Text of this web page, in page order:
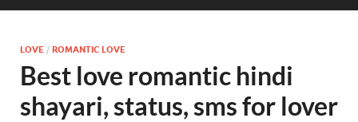
LOVE / ROMANTIC LOVE
Best love romantic hindi
shayari, status, sms for lover